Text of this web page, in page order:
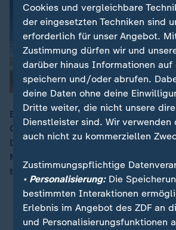
00:06
Eine Woche nach der US-Wahl
Obama zum sechsten Mal während
Deutschland. In Berlin wird er mit
Merkel unter anderem über die
transatlantischen Beziehungen
Cookies und vergleichbare
der eingesetzten Techniken sind
erforderlich für unser Angebot.
Zustimmung dürfen wir und
darüber hinaus Informationen auf
speichern und/oder abrufen.
deine Daten ohne deine
Dritte weiter, die nicht unsere
Dienstleister sind. Wir verwenden
auch nicht zu kommerziellen
Zustimmungspflichtige
• Personalisierung:Die
bestimmten Interaktionen
Erlebnis im Angebot des ZDF an
und Personalisierungsfunktionen